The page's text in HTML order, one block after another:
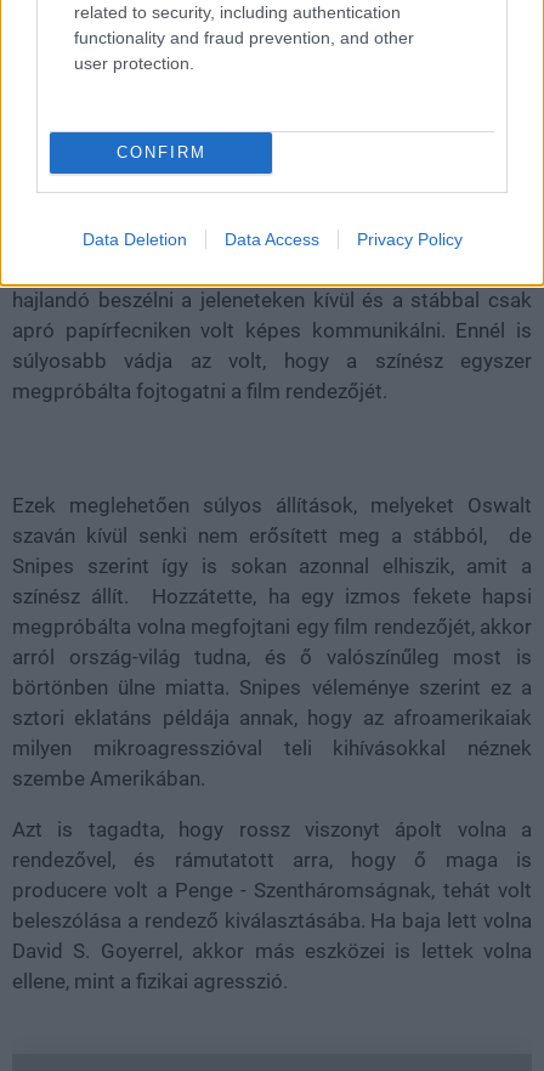
related to security, including authentication
functionality and fraud prevention, and other
user protection.
CONFIRM
Data Deletion Data Access Privacy Policy
David S. Goyer között olyan viták voltak, melyek
némelyike majdhogynem tettlegességig fajult. A
színészt most egy interjú során szembesítették a
válasz.
A harmadik Penge filmben Hedgest játszó Patton
forgatásokon a színész kifejezetten botrányosan
hajlandó beszélni a jeleneteken kívül és a stábbal csak
apró papírfecniken volt képes kommunikálni. Ennél is
súlyosabb vádja az volt, hogy a színész egyszer
megpróbálta fojtogatni a film rendezőjét.
Ezek meglehetően súlyos állítások, melyeket Oswalt
szaván kívül senki nem erősített meg a stábból, de
Snipes szerint így is sokan azonnal elhiszik, amit a
színész állít. Hozzátette, ha egy izmos fekete hapsi
megpróbálta volna megfojtani egy film rendezőjét, akkor
arról ország-világ tudna, és ő valószínűleg most is
börtönben ülne miatta. Snipes véleménye szerint ez a
sztori eklatáns példája annak, hogy az afroamerikaiak
milyen mikroagresszióval teli kihívásokkal néznek
szembe Amerikában.
Azt is tagadta, hogy rossz viszonyt ápolt volna a
rendezővel, és rámutatott arra, hogy ő maga is
producere volt a Penge - Szentháromságnak, tehát volt
beleszólása a rendező kiválasztásába. Ha baja lett volna
David S. Goyerrel, akkor más eszközei is lettek volna
ellene, mint a fizikai agresszió.